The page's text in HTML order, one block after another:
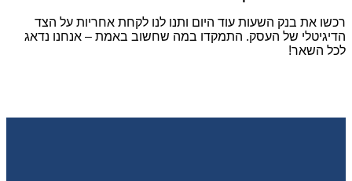
רכשו את בנק השעות עוד היום ותנו לנו לקחת אחריות על הצד
הדיגיטלי של העסק. התמקדו במה שחשוב באמת – אנחנו נדאג
לכל השאר!